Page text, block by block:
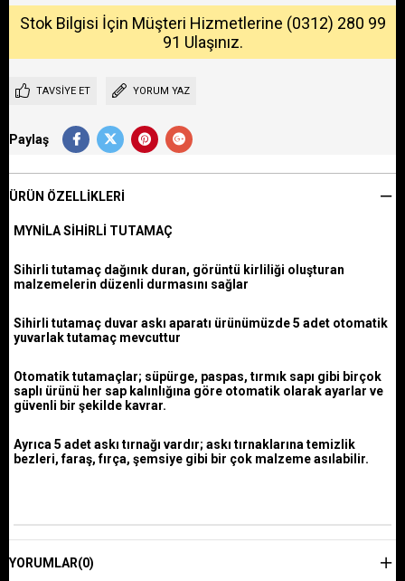
Stok Bilgisi İçin Müşteri Hizmetlerine (0312) 280 99
91 Ulaşınız.
TAVSIYE ET YORUM YAZ
Paylaş
ÜRÜN ÖZELLIKLERI
MYNİLA SİHİRLİ TUTAMAÇ
Sihirli tutamaç dağınık duran, görüntü kirliliği oluşturan
malzemelerin düzenli durmasını sağlar
Sihirli tutamaç duvar askı aparatı ürünümüzde 5 adet otomatik
yuvarlak tutamaç mevcuttur
Otomatik tutamaçlar; süpürge, paspas, tırmık sapı gibi birçok
saplı ürünü her sap kalınlığına göre otomatik olarak ayarlar ve
güvenli bir şekilde kavrar.
Ayrıca 5 adet askı tırnağı vardır; askı tırnaklarına temizlik
bezleri, faraş, fırça, şemsiye gibi bir çok malzeme asılabilir.
YORUMLAR(0)